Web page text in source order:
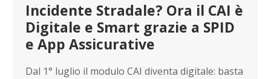
Incidente Stradale? Ora il CAI è
Digitale e Smart grazie a SPID
e App Assicurative
Dal 1° luglio il modulo CAI diventa digitale: basta